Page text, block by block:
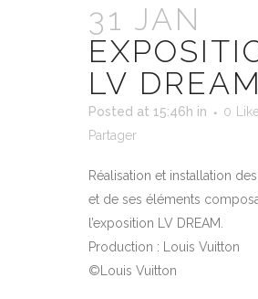
31 JAN
LV DREAM
Posted at 15:46h in 0
Partager
Réalisation et installation
et de ses éléments
l’exposition LV DREAM.
Production : Louis Vuitton
©Louis Vuitton